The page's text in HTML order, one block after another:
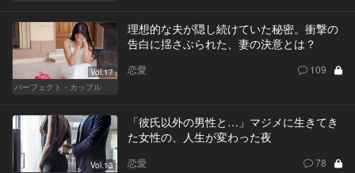
Vol.17
パーフェクト・カップル
理想的な夫が隠し続けていた秘密。衝撃の
告白に揺さぶられた、妻の決意とは？
恋愛 109
Vol.13
「彼氏以外の男性と…」マジメに生きてき
た女性の、人生が変わった夜
恋愛 78